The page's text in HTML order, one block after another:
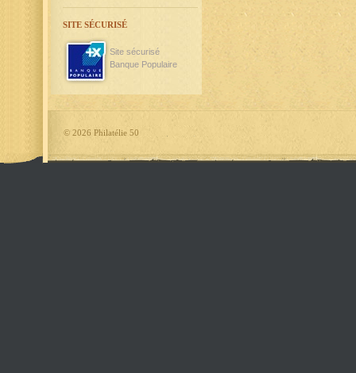
SITE SÉCURISÉ
Site sécurisé
Banque Populaire
© 2026 Philatélie 50